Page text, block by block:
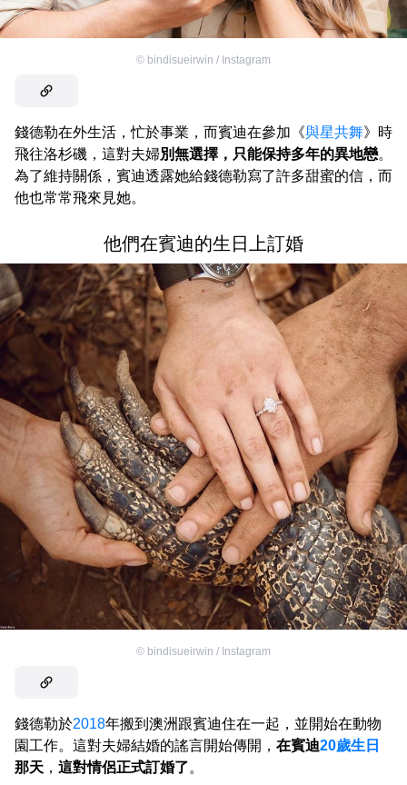
© bindisueirwin / Instagram
錢德勒在外生活，忙於事業，而賓迪在參加《與星共舞》時
飛往洛杉磯，這對夫婦別無選擇，只能保持多年的異地戀。
為了維持關係，賓迪透露她給錢德勒寫了許多甜蜜的信，而
他也常常飛來見她。
他們在賓迪的生日上訂婚
© bindisueirwin / Instagram
錢德勒於2018年搬到澳洲跟賓迪住在一起，並開始在動物
園工作。這對夫婦結婚的謠言開始傳開， 在賓迪20歲生日
那天 ， 這對情侶正式訂婚了。